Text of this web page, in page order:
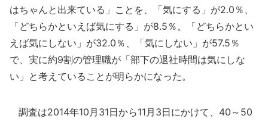
はちゃんと出来ている」ことを、「気にする」が2.0％、
「どちらかといえば気にする」が8.5％。「どちらかとい
えば気にしない」が32.0％、「気にしない」が57.5％
で、実に約9割の管理職が「部下の退社時間は気にしな
い」と考えていることが明らかになった。
調査は2014年10月31日から11月3日にかけて、40～50